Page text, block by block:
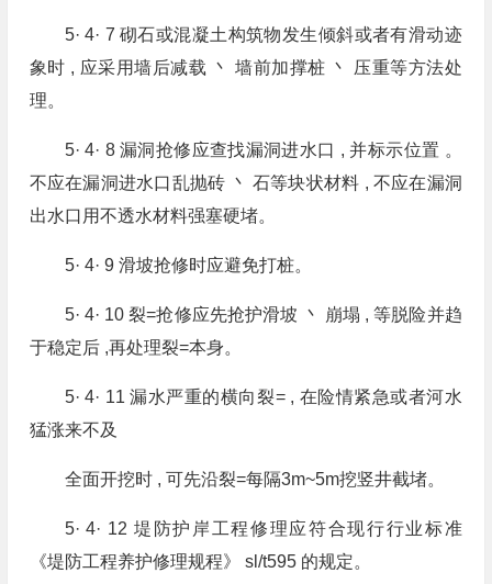
5· 4· 7 砌石或混凝土构筑物发生倾斜或者有滑动迹
象时 , 应采用墙后减载 丶 墙前加撑桩 丶 压重等方法处
理。
5· 4· 8 漏洞抢修应查找漏洞进水口 , 并标示位置 。
不应在漏洞进水口乱抛砖 丶 石等块状材料 , 不应在漏洞
出水口用不透水材料强塞硬堵。
5· 4· 9 滑坡抢修时应避免打桩。
5· 4· 10 裂=抢修应先抢护滑坡 丶 崩塌 , 等脱险并趋
于稳定后 ,再处理裂=本身。
5· 4· 11 漏水严重的横向裂= , 在险情紧急或者河水
猛涨来不及
全面开挖时 , 可先沿裂=每隔3m~5m挖竖井截堵。
5· 4· 12 堤防护岸工程修理应符合现行行业标准
《堤防工程养护修理规程》 sl/t595 的规定。